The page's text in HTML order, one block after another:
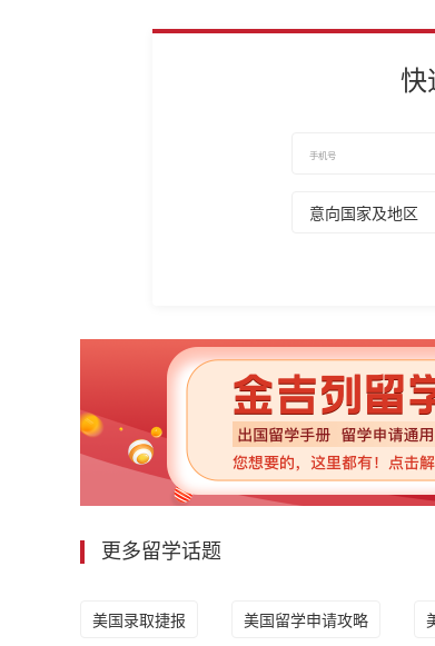
快
意向国家及地区
更多留学话题
美国录取捷报 美国留学申请攻略